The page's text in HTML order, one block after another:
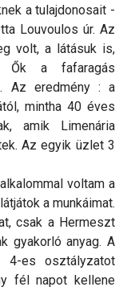
a tulajdonosait -
Louvoulos úr. Az
volt, a látásuk is,
Ők a fafaragás
Az eredmény : a
mintha 40 éves
amik Limenária
Az egyik üzlet 3
voltam a
a munkáimat.
csak a Hermeszt
gyakorló anyag. A
4-es osztályzatot
fél napot kellene